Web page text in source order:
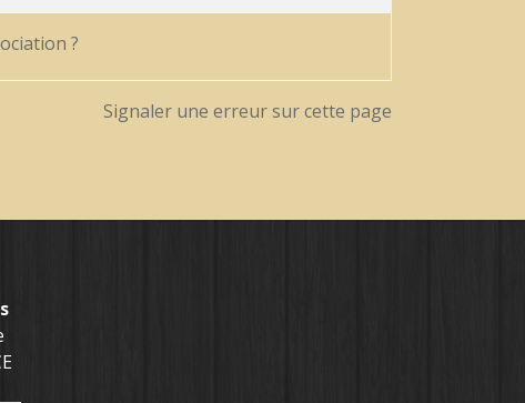
?
Signaler une erreur sur cette page